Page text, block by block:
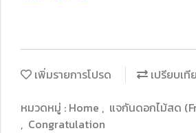
เพิ่มรายการโปรด
เปรียบเที
หมวดหมู่ : Home , แจกันดอกไม้สด
, Congratulation